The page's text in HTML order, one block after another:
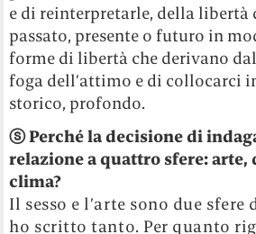
e di reinterpretarle, della libertà
passato, presente o futuro in
forme di libertà che derivano
foga dell’attimo e di collocarci
storico, profondo.
ⓢPerché la decisione di
relazione a quattro sfere: arte,
clima?
Il sesso e l’arte sono due
ho scritto tanto. Per quanto